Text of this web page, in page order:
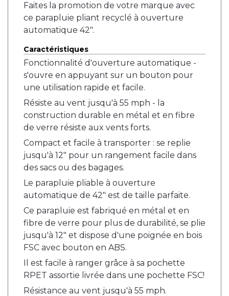
Faites la promotion de votre marque avec
ce parapluie pliant recyclé à ouverture
automatique 42".
Caractéristiques
Fonctionnalité d'ouverture automatique -
s'ouvre en appuyant sur un bouton pour
une utilisation rapide et facile.
Résiste au vent jusqu'à 55 mph - la
construction durable en métal et en fibre
de verre résiste aux vents forts.
Compact et facile à transporter : se replie
jusqu'à 12" pour un rangement facile dans
des sacs ou des bagages.
Le parapluie pliable à ouverture
automatique de 42" est de taille parfaite.
Ce parapluie est fabriqué en métal et en
fibre de verre pour plus de durabilité, se plie
jusqu'à 12" et dispose d'une poignée en bois
FSC avec bouton en ABS.
Il est facile à ranger grâce à sa pochette
RPET assortie livrée dans une pochette FSC!
Résistance au vent jusqu'à 55 mph.